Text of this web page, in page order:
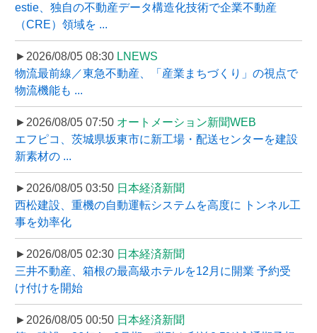
estie、独自の不動産データ構造化技術で企業不動産
（CRE）領域を ...
►2026/08/05 08:30 LNEWS
物流最前線／東急不動産、「産業まちづくり」の視点で
物流機能も ...
►2026/08/05 07:50 オートメーション新聞WEB
エフピコ、茨城県坂東市に新工場・配送センターを建設
新素材の ...
►2026/08/05 03:50 日本経済新聞
西松建設、重機の自動運転システムを高度に トンネル工
事を効率化
►2026/08/05 02:30 日本経済新聞
三井不動産、箱根の最高級ホテルを12月に開業 予約受
け付けを開始
►2026/08/05 00:50 日本経済新聞